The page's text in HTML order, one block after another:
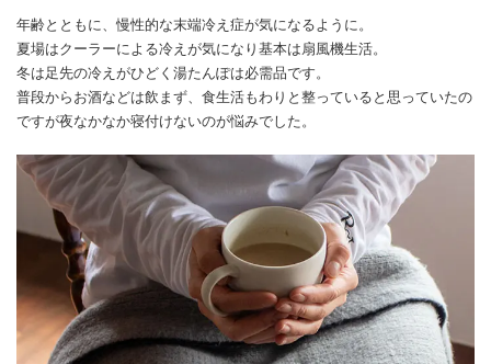
年齢とともに、慢性的な末端冷え症が気になるように。
夏場はクーラーによる冷えが気になり基本は扇風機生活。
冬は足先の冷えがひどく湯たんぽは必需品です。
普段からお酒などは飲まず、食生活もわりと整っていると思っていたの
ですが夜なかなか寝付けないのが悩みでした。